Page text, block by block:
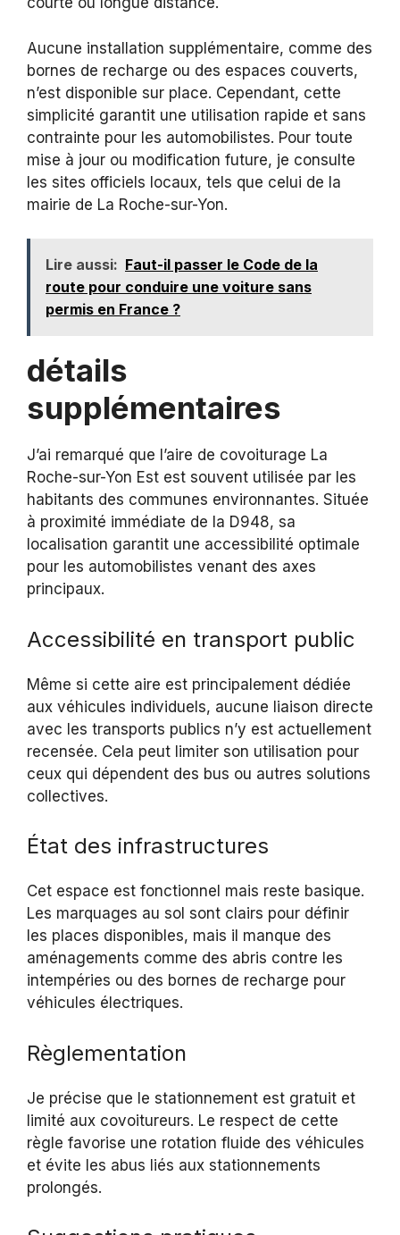
Aucune installation supplémentaire, comme des
bornes de recharge ou des espaces couverts,
n’est disponible sur place. Cependant, cette
simplicité garantit une utilisation rapide et sans
contrainte pour les automobilistes. Pour toute
mise à jour ou modification future, je consulte
les sites officiels locaux, tels que celui de la
mairie de La Roche-sur-Yon.
Lire aussi: Faut-il passer le Code de la
route pour conduire une voiture sans
permis en France ?
détails
supplémentaires
J’ai remarqué que l’aire de covoiturage La
Roche-sur-Yon Est est souvent utilisée par les
habitants des communes environnantes. Située
à proximité immédiate de la D948, sa
localisation garantit une accessibilité optimale
pour les automobilistes venant des axes
principaux.
Accessibilité en transport public
Même si cette aire est principalement dédiée
aux véhicules individuels, aucune liaison directe
avec les transports publics n’y est actuellement
recensée. Cela peut limiter son utilisation pour
ceux qui dépendent des bus ou autres solutions
collectives.
État des infrastructures
Cet espace est fonctionnel mais reste basique.
Les marquages au sol sont clairs pour définir
les places disponibles, mais il manque des
aménagements comme des abris contre les
intempéries ou des bornes de recharge pour
véhicules électriques.
Règlementation
Je précise que le stationnement est gratuit et
limité aux covoitureurs. Le respect de cette
règle favorise une rotation fluide des véhicules
et évite les abus liés aux stationnements
prolongés.